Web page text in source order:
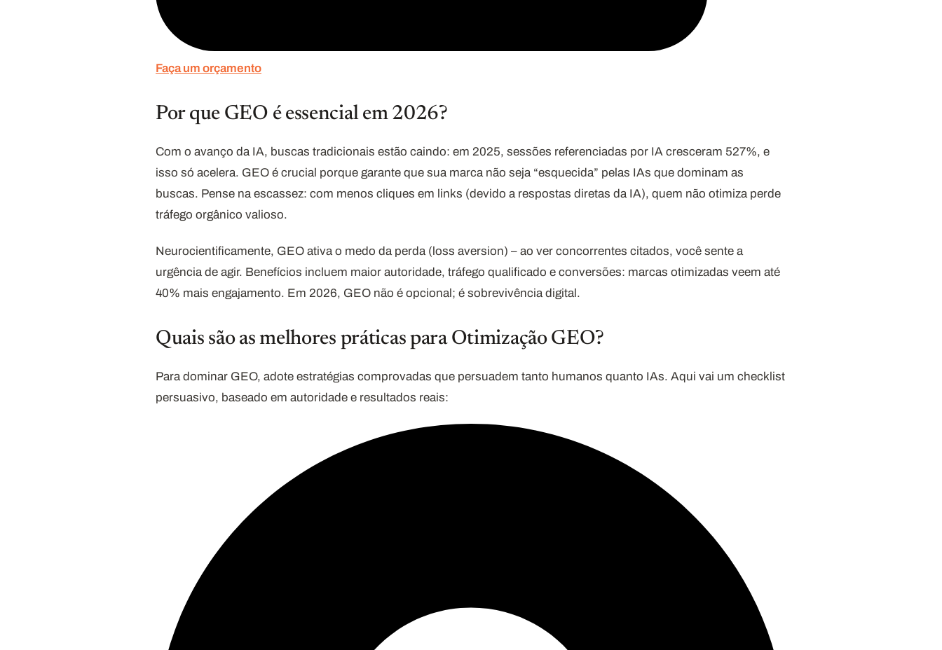
Faça um orçamento
Por que GEO é essencial em 2026?
Com o avanço da IA, buscas tradicionais estão caindo: em 2025, sessões referenciadas por IA cresceram 527%, e
isso só acelera. GEO é crucial porque garante que sua marca não seja “esquecida” pelas IAs que dominam as
buscas. Pense na escassez: com menos cliques em links (devido a respostas diretas da IA), quem não otimiza perde
tráfego orgânico valioso.
Neurocientificamente, GEO ativa o medo da perda (loss aversion) – ao ver concorrentes citados, você sente a
urgência de agir. Benefícios incluem maior autoridade, tráfego qualificado e conversões: marcas otimizadas veem até
40% mais engajamento. Em 2026, GEO não é opcional; é sobrevivência digital.
Quais são as melhores práticas para Otimização GEO?
Para dominar GEO, adote estratégias comprovadas que persuadem tanto humanos quanto IAs. Aqui vai um checklist
persuasivo, baseado em autoridade e resultados reais: